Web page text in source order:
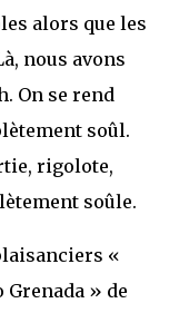
alors que les
nous avons
On se rend
soûl.
rigolote,
soûle.
«
» de